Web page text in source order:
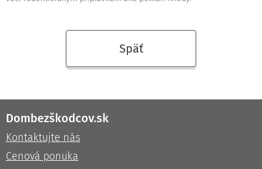
Späť
Dombezškodcov.sk
Kontaktujte nás
Cenová ponuka